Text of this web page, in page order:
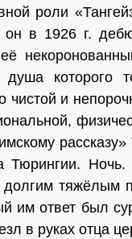
роли
он в 1926 г.
душа которого
чистой и
рассказу»
Тюрингии.
тяжёлым
им ответ был
в руках отца